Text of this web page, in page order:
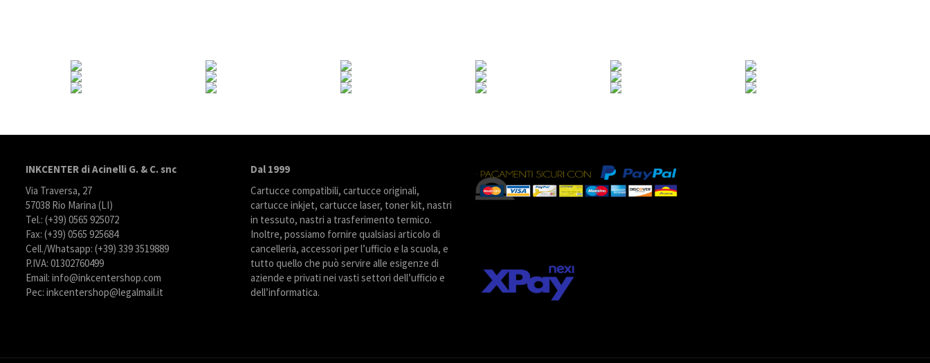
INKCENTER di Acinelli G. & C. snc
Via Traversa, 27
57038 Rio Marina (LI)
Tel.: (+39) 0565 925072
Fax: (+39) 0565 925684
Cell./Whatsapp: (+39) 339 3519889
P.IVA: 01302760499
Email: info@inkcentershop.com
Pec: inkcentershop@legalmail.it
Dal 1999
Cartucce compatibili, cartucce originali,
cartucce inkjet, cartucce laser, toner kit, nastri
in tessuto, nastri a trasferimento termico.
Inoltre, possiamo fornire qualsiasi articolo di
cancelleria, accessori per l’ufficio e la scuola, e
tutto quello che può servire alle esigenze di
aziende e privati nei vasti settori dell’ufficio e
dell’informatica.